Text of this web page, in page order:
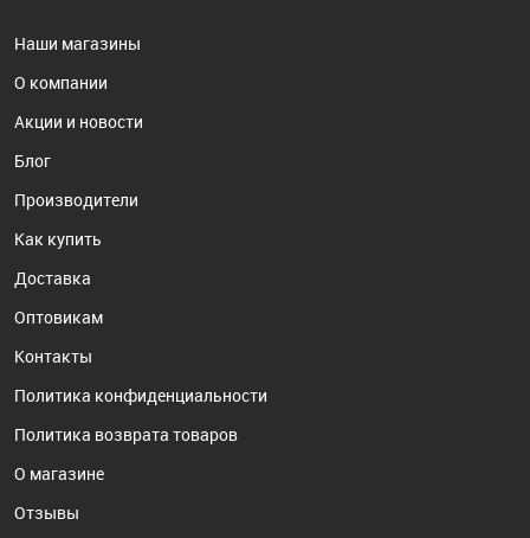
Наши магазины
О компании
Акции и новости
Блог
Производители
Как купить
Доставка
Оптовикам
Контакты
Политика конфиденциальности
Политика возврата товаров
О магазине
Отзывы